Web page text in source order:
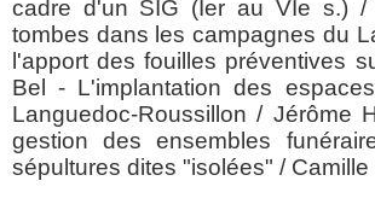
cadre d'un SIG (Ier au VIe s.) /
tombes dans les campagnes du
l'apport des fouilles préventives
Bel - L'implantation des
Languedoc-Roussillon / Jérôme
gestion des ensembles
sépultures dites "isolées" /